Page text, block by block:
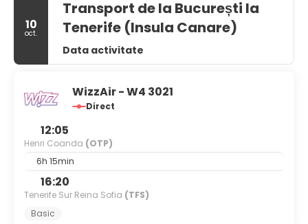
10
oct.
Transport de la București la
Tenerife (Insula Canare)
Data activitate
WizzAir - W4 3021
Direct
12:05
Henri Coanda (OTP)
6h 15min
16:20
Tenerife Sur Reina Sofia (TFS)
Basic